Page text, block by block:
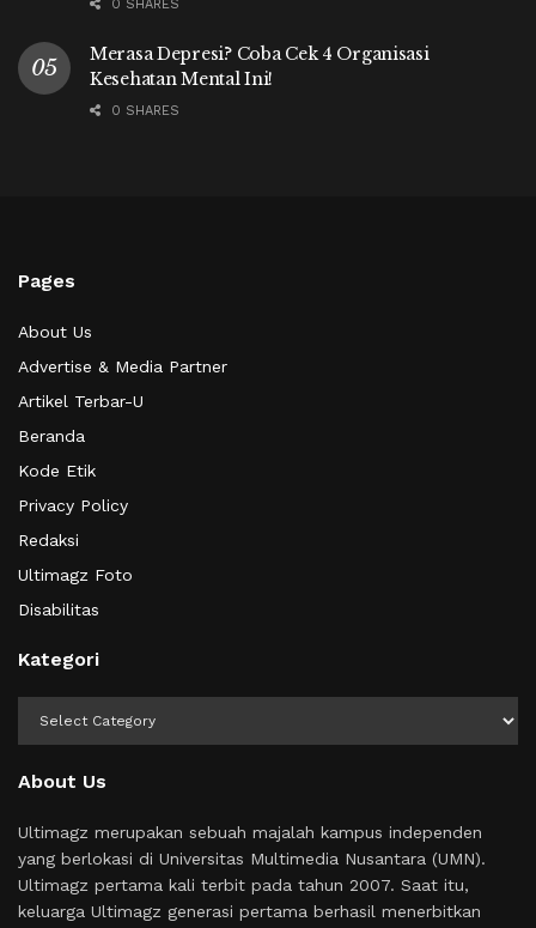
0 SHARES
Merasa Depresi? Coba Cek 4 Organisasi
Kesehatan Mental Ini!
0 SHARES
Pages
About Us
Advertise & Media Partner
Artikel Terbar-U
Beranda
Kode Etik
Privacy Policy
Redaksi
Ultimagz Foto
Disabilitas
Kategori
About Us
Ultimagz merupakan sebuah majalah kampus independen
yang berlokasi di Universitas Multimedia Nusantara (UMN).
Ultimagz pertama kali terbit pada tahun 2007. Saat itu,
keluarga Ultimagz generasi pertama berhasil menerbitkan